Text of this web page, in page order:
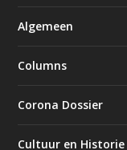
Algemeen
Columns
Corona Dossier
Cultuur en Historie